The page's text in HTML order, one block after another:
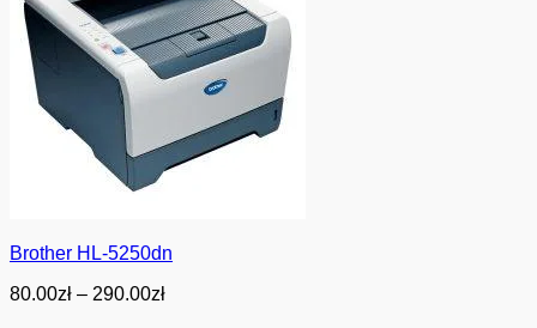
Brother HL-5250dn
80.00zł – 290.00złZakres